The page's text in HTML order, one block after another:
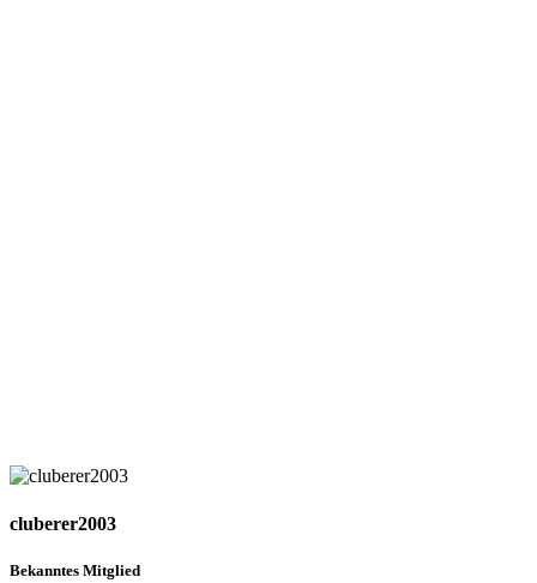
cluberer2003
Bekanntes Mitglied